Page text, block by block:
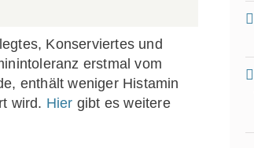
Konserviertes und
erstmal vom
enthält weniger Histamin
wird. Hier gibt es weitere